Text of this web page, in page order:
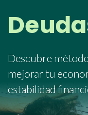
Descubre
mejorar tu
estabilidad